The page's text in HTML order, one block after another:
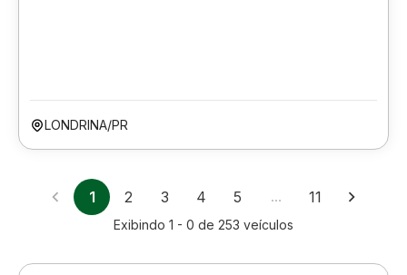
LONDRINA/PR
1 2 3 4 5 … 11
Exibindo 1 - 0 de 253 veículos